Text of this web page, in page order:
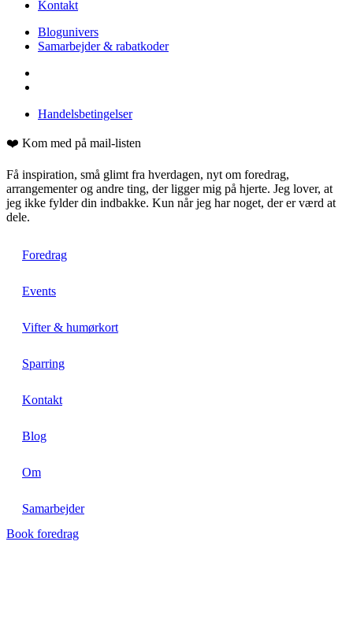
Kontakt
Blogunivers
Samarbejder & rabatkoder
Handelsbetingelser
❤️ Kom med på mail-listen
Få inspiration, små glimt fra hverdagen, nyt om foredrag,
arrangementer og andre ting, der ligger mig på hjerte. Jeg lover, at
jeg ikke fylder din indbakke. Kun når jeg har noget, der er værd at
dele.
Foredrag
Events
Vifter & humørkort
Sparring
Kontakt
Blog
Om
Samarbejder
Book foredrag